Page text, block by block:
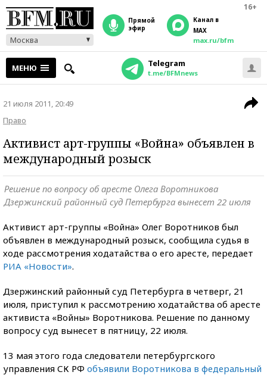
16+
Москва
прямой
эфир
Канал в
MAX
max.ru/bfm
МЕНЮ Telegram
t.me/BFMnews
21 июля 2011, 20:49
Право
Активист арт-группы «Война» объявлен в
международный розыск
Решение по вопросу об аресте Олега Воротникова
Дзержинский районный суд Петербурга вынесет 22 июля
Активист арт-группы «Война» Олег Воротников был
объявлен в международный розыск, сообщила судья в
ходе рассмотрения ходатайства о его аресте, передает
РИА «Новости».
Дзержинский районный суд Петербурга в четверг, 21
июля, приступил к рассмотрению ходатайства об аресте
активиста «Войны» Воротникова. Решение по данному
вопросу суд вынесет в пятницу, 22 июля.
13 мая этого года следователи петербургского
управления СК РФ объявили Воротникова в федеральный